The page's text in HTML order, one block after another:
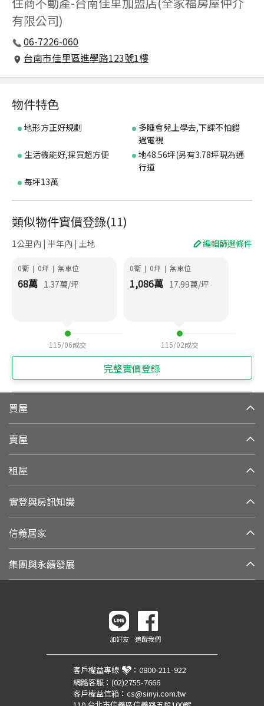
有限公司)
06-7226-060
台南市佳里區進學路123號1樓
物件特色
地形方正好規劃
多睡會兒上學去,下課不怕錯
過電視
生活機能好,採買超方便
地48.56坪(另有3.78坪現為通
行道
每坪13萬
類似物件實價登錄(11)
1公里內 | 半年內 | 土地 編輯篩選條件
0衛 | 0坪 | 無車位
68萬 1.37萬/坪
115/06成交
0衛 | 0坪 | 無車位
1,086萬 17.99萬/坪
115/02成交
完整實價登錄
買屋
賣屋
租屋
實登與房訊知識
信義居家
集團與永續發展
加好友 追蹤我們
客戶權益專線 ： 0800-211-922
網路客服： (02)2755-7666
客戶權益信箱： cs@sinyi.com.tw